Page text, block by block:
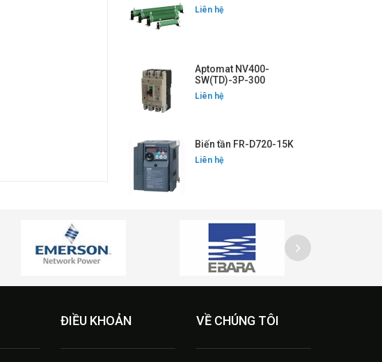
Liên hệ
Aptomat NV400-
SW(TD)-3P-300
Liên hệ
Biến tần FR-D720-15K
Liên hệ
ĐIỀU KHOẢN VỀ CHÚNG TÔI